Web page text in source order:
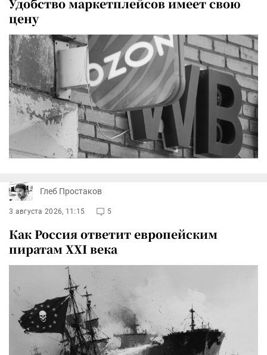
Удобство маркетплейсов имеет свою
цену
Глеб Простаков
3 августа 2026, 11:15 5
Как Россия ответит европейским
пиратам XXI века